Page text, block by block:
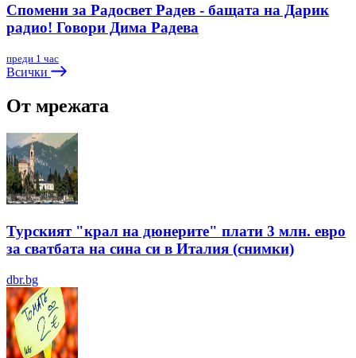
Спомени за Радосвет Радев - бащата на Дарик
радио! Говори Дима Радева
преди 1 час
Всички
От мрежата
Турският "крал на дюнерите" плати 3 млн. евро
за сватбата на сина си в Италия (снимки)
dbr.bg